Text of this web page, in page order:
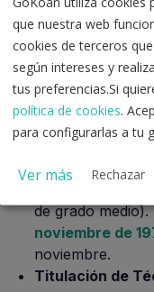
Equivalencias
Son equivalencias
equivale a los
Título de Oficial
Industrial),
de grado
noviembre de
noviembre.
Titulación de
que nuestra web
cookies de terceros
según intereses y
tus preferencias.Si
política de cookies.
para configurarlas a tu
Ver más Rechazar